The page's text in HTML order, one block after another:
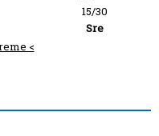
15/30
Sre
<